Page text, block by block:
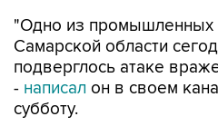
"Одно из промышленных
Самарской области
подверглось атаке
- написал он в своем
субботу.